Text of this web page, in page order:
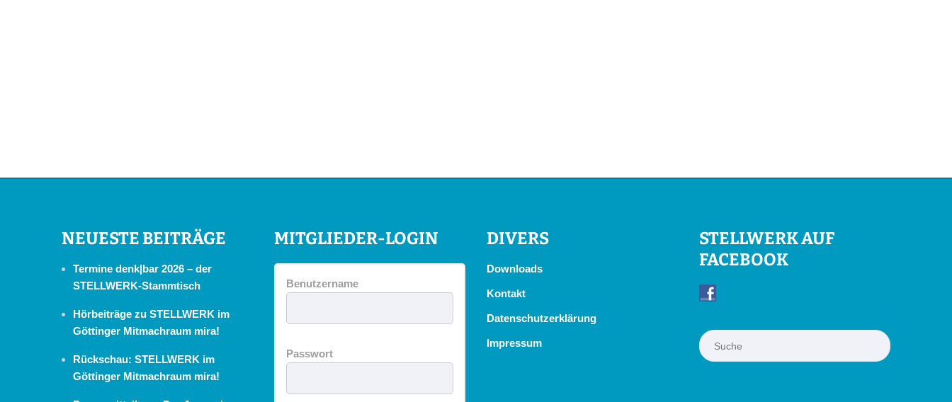
NEUESTE BEITRÄGE
Termine denk|bar 2026 – der
STELLWERK-Stammtisch
Hörbeiträge zu STELLWERK im
Göttinger Mitmachraum mira!
Rückschau: STELLWERK im
Göttinger Mitmachraum mira!
MITGLIEDER-LOGIN
Benutzername
Passwort
DIVERS
Downloads
Kontakt
Datenschutzerklärung
Impressum
STELLWERK AUF
FACEBOOK
Suchen